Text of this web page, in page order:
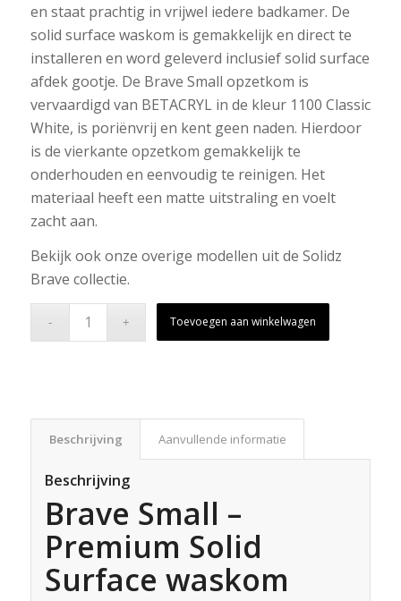
en staat prachtig in vrijwel iedere badkamer. De
solid surface waskom is gemakkelijk en direct te
installeren en word geleverd inclusief solid surface
afdek gootje. De Brave Small opzetkom is
vervaardigd van BETACRYL in de kleur 1100 Classic
White, is poriënvrij en kent geen naden. Hierdoor
is de vierkante opzetkom gemakkelijk te
onderhouden en eenvoudig te reinigen. Het
materiaal heeft een matte uitstraling en voelt
zacht aan.
Bekijk ook onze overige modellen uit de Solidz
Brave collectie.
Toevoegen aan winkelwagen
Beschrijving Aanvullende informatie
Beschrijving
Brave Small –
Premium Solid
Surface waskom